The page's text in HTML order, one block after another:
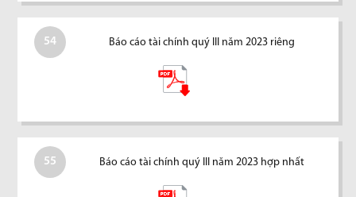
54 Báo cáo tài chính quý III năm 2023 riêng
55 Báo cáo tài chính quý III năm 2023 hợp nhất